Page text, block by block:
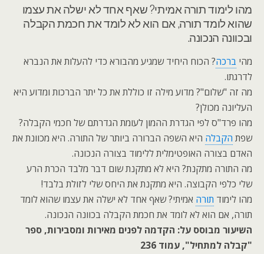
מהו לימוד תורה אמיתי? שאף אחד לא ישלה את עצמו
שהוא לומד תורה, אם הוא לא לומד את חכמת הקבלה
ובכוונה הנכונה.
מהי ברכה? הכוח היחיד שמגיע מהבורא כדי להעלות את הנברא
לדרגתו.
מה זה "שלום"? מדוע מילה זו כוללת את כל יתר הברכות ומדוע היא
העליונה מכולן?
מהו פרד"ס לפי הגדרת ההמון לעומת הגדרתם של חכמי הקבלה?
שפת הקבלה היא השפה הברורה ביותר של התורה. היא מכוונת את
האדם בצורה האופטימלית ללימוד בצורה הנכונה.
מה התורה מתקנת? היא לא מתקנת שום דבר מלבד הכרת הרע
שלי כלפי הקבוצה. היא מתקנת את היחס שלי לזולת בלבד!
מהו לימוד תורה אמיתי? שאף אחד לא ישלה את עצמו שהוא לומד
תורה, אם הוא לא לומד את חכמת הקבלה בכוונה הנכונה.
השיעור מבוסס על: הקדמה לפנים מאירות ומסבירות, ספר
"קבלה למתחיל", עמוד 236